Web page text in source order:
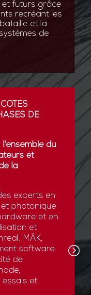
et futurs grâce
recréant les
et la
de
DE
l'ensemble du
et
la
experts en
photonique
et en
et
MÄK,
software.
de
essais et